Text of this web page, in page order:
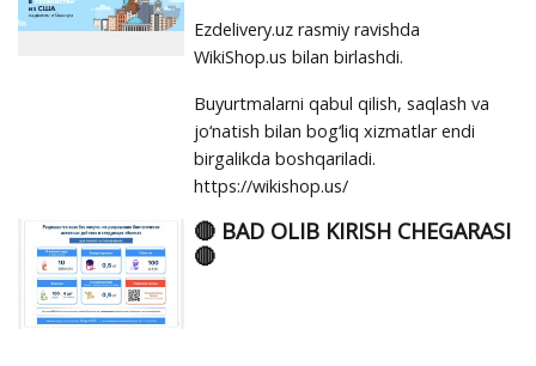
Ezdelivery.uz rasmiy ravishda
WikiShop.us bilan birlashdi.
Buyurtmalarni qabul qilish, saqlash va
jo‘natish bilan bog‘liq xizmatlar endi
birgalikda boshqariladi.
https://wikishop.us/
🔴 BAD OLIB KIRISH CHEGARASI
🔴